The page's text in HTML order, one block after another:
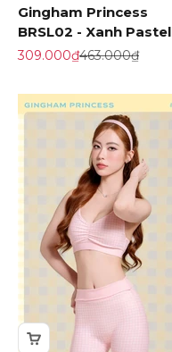
Gingham Princess
BRSL02 - Xanh Pastel
Giá khuyến mãi
309.000₫Giá gốc
463.000₫